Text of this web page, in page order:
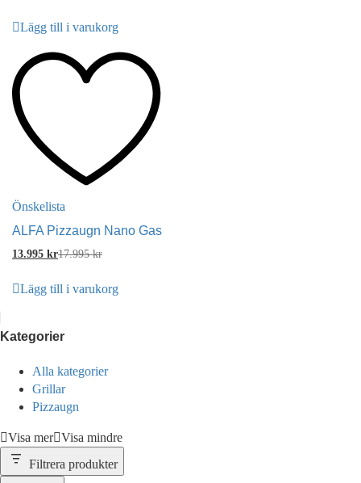
Lägg till i varukorg
Önskelista
ALFA Pizzaugn Nano Gas
13.995 kr17.995kr
Lägg till i varukorg
Kategorier
Alla kategorier
Grillar
Pizzaugn
Visa mer Visa mindre
Filtrera produkter